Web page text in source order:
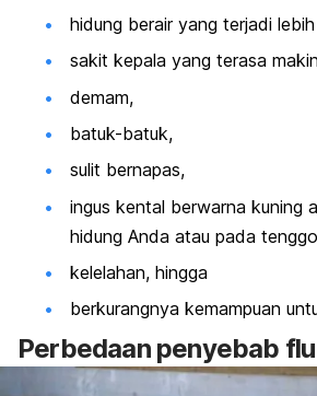
hidung berair yang terjadi
sakit kepala yang terasa
demam,
batuk-batuk,
sulit bernapas,
ingus kental berwarna kuning
hidung Anda atau pada
kelelahan, hingga
berkurangnya kemampuan
Perbedaan penyebab